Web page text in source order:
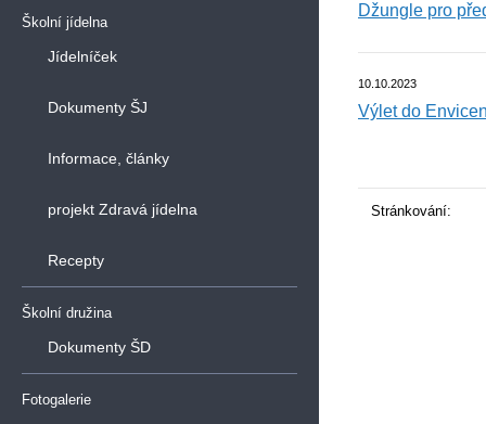
Školní jídelna
Jídelníček
Dokumenty ŠJ
Informace, články
projekt Zdravá jídelna
Recepty
Školní družina
Dokumenty ŠD
Fotogalerie
Džungle pro
10.10.2023
Výlet do
Stránkování: